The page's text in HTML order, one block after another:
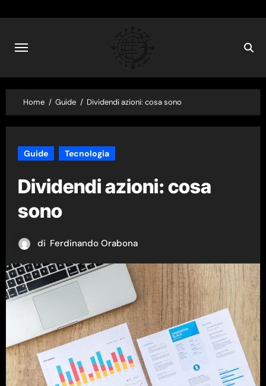
content
Home Guide Dividendi azioni: cosa sono
Guide Tecnologia
Dividendi azioni: cosa
sono
di Ferdinando Orabona